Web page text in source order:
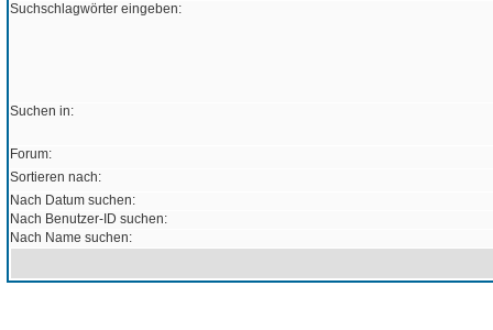
Suchschlagwörter eingeben:
Suchen in:
Forum:
Sortieren nach:
Nach Datum suchen:
Nach Benutzer-ID suchen:
Nach Name suchen: